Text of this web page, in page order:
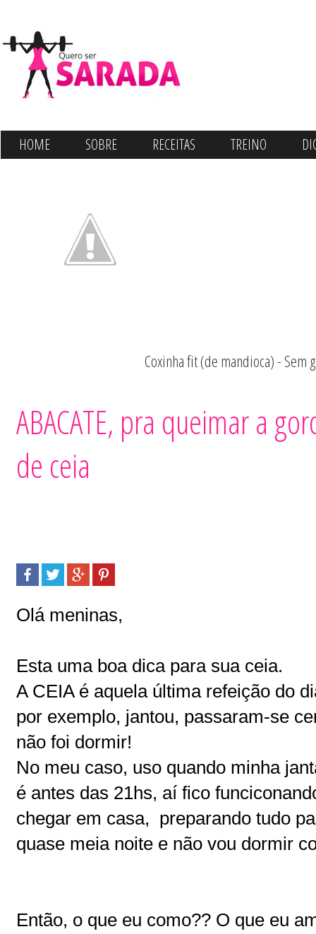
HOME SOBRE RECEITAS TREINO
Coxinha fit (de mandioca) - Sem
ABACATE, pra queimar a
de ceia
Olá meninas,
Esta uma boa dica para sua ceia.
A CEIA é aquela última refeição do
por exemplo, jantou, passaram-se
não foi dormir!
No meu caso, uso quando minha
é antes das 21hs, aí fico
chegar em casa, preparando tudo
quase meia noite e não vou dormir
Então, o que eu como?? O que eu